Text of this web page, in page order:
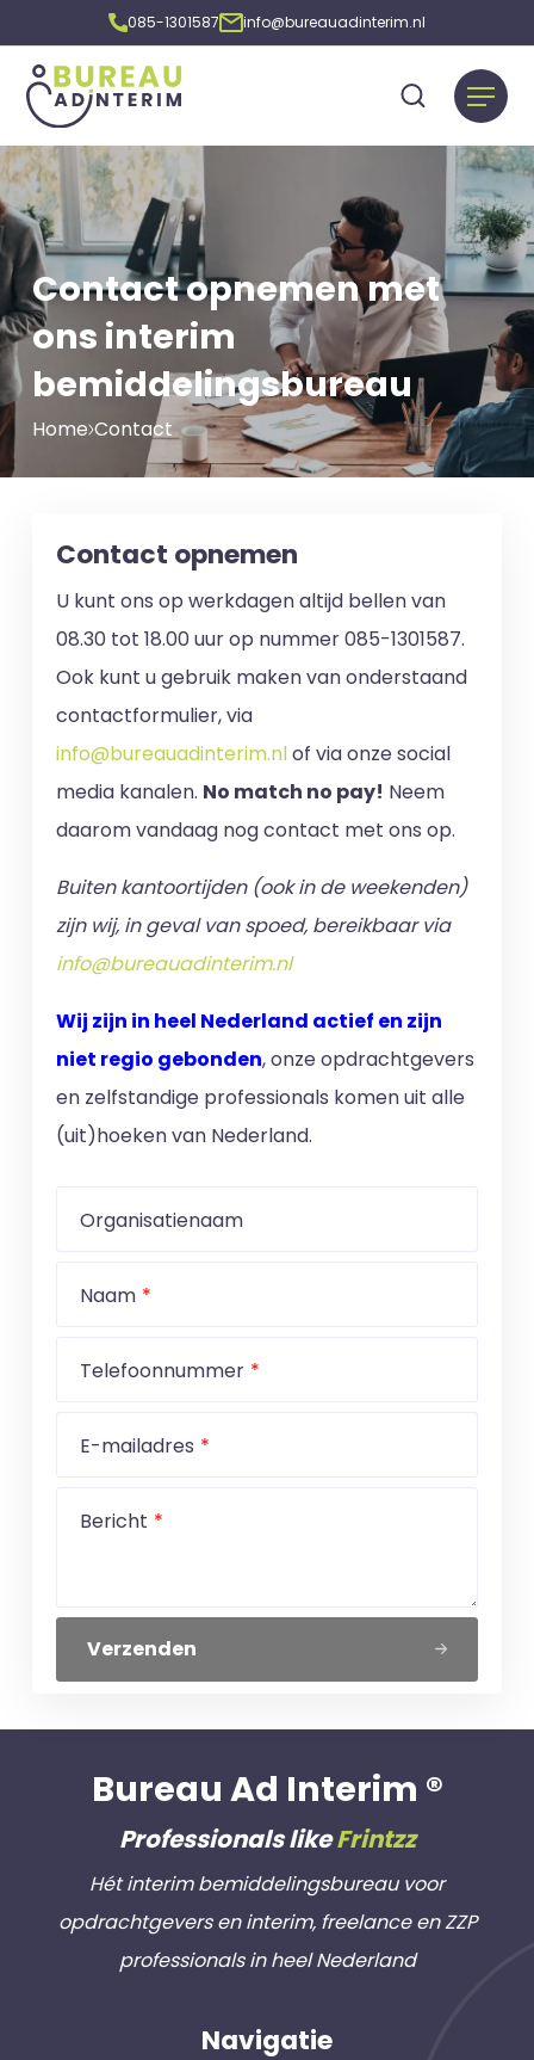
085-1301587 info@bureauadinterim.nl
Contact opnemen met
ons interim
bemiddelingsbureau
Home Contact
Contact opnemen
U kunt ons op werkdagen altijd bellen van
08.30 tot 18.00 uur op nummer 085-1301587.
Ook kunt u gebruik maken van onderstaand
contactformulier, via
info@bureauadinterim.nlof via onze social
media kanalen. No match no pay! Neem
daarom vandaag nog contact met ons op.
Buiten kantoortijden (ook in de weekenden)
zijn wij, in geval van spoed, bereikbaar via
info@bureauadinterim.nl
Wij zijn in heel Nederland actief en zijn
niet regio gebonden, onze opdrachtgevers
en zelfstandige professionals komen uit alle
(uit)hoeken van Nederland.
Organisatienaam
Naam
Telefoonnummer
E-mailadres
Bericht
Verzenden
Bureau Ad Interim ®
Professionals likeFrintzz
Hét interim bemiddelingsbureau voor
opdrachtgevers en interim, freelance en ZZP
professionals in heel Nederland
Navigatie